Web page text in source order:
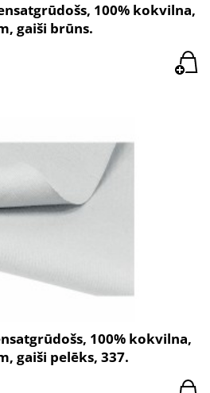
100% kokvilna,
gaiši brūns.
100% kokvilna,
gaiši pelēks, 337.